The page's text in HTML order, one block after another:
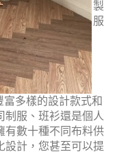
製
服
多樣的設計款式和
制服、班衫還是個人
有數十種不同布料供
設計，您甚至可以提